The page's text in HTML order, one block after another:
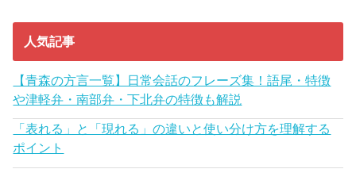
人気記事
【青森の方言一覧】日常会話のフレーズ集！語尾・特徴
や津軽弁・南部弁・下北弁の特徴も解説
「表れる」と「現れる」の違いと使い分け方を理解する
ポイント